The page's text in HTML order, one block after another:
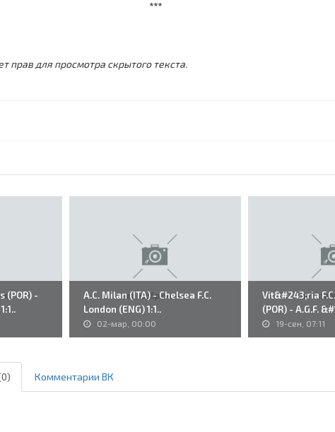
***
прав для просмотра скрытого текста.
(POR) -
A.C. Milan (ITA) - Chelsea F.C.
London (ENG) 1:1..
02-мар, 00:00
Vit&#243;ria
(POR) - A.G.F.
19-сен, 07:11
Комментарии ВК